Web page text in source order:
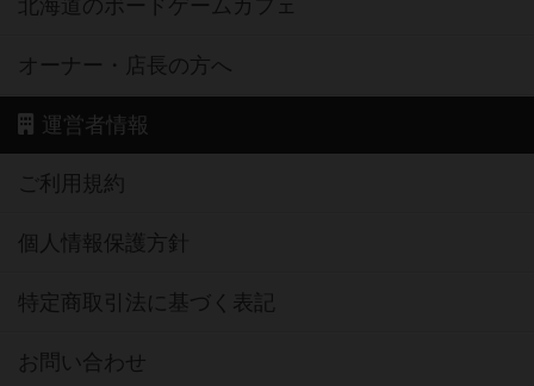
北海道のボードゲームカフェ
オーナー・店長の方へ
運営者情報
ご利用規約
個人情報保護方針
特定商取引法に基づく表記
お問い合わせ